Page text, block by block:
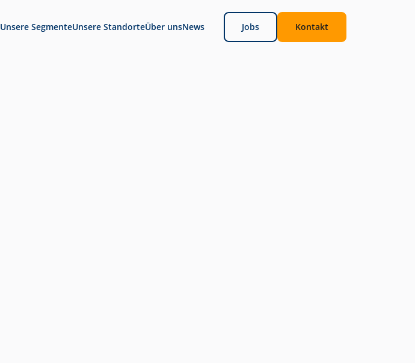
Unsere SegmenteUnsere StandorteÜber unsNews Jobs Kontakt